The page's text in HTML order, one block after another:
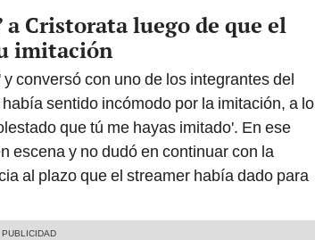
a Cristorata luego de que el
imitación
conversó con uno de los integrantes del
sentido incómodo por la imitación, a lo
que tú me hayas imitado'. En ese
escena y no dudó en continuar con la
al plazo que el streamer había dado para